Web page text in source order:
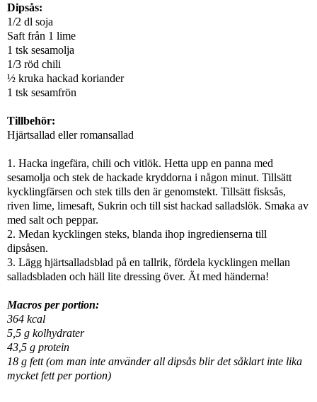
Dipsås:
1/2 dl soja
Saft från 1 lime
1 tsk sesamolja
1/3 röd chili
½ kruka hackad koriander
1 tsk sesamfrön
Tillbehör:
Hjärtsallad eller romansallad
1. Hacka ingefära, chili och vitlök. Hetta upp en panna med
sesamolja och stek de hackade kryddorna i någon minut. Tillsätt
kycklingfärsen och stek tills den är genomstekt. Tillsätt fisksås,
riven lime, limesaft, Sukrin och till sist hackad salladslök. Smaka av
med salt och peppar.
2. Medan kycklingen steks, blanda ihop ingredienserna till
dipsåsen.
3. Lägg hjärtsalladsblad på en tallrik, fördela kycklingen mellan
salladsbladen och häll lite dressing över. Ät med händerna!
Macros per portion:
364 kcal
5,5 g kolhydrater
43,5 g protein
18 g fett (om man inte använder all dipsås blir det såklart inte lika
mycket fett per portion)